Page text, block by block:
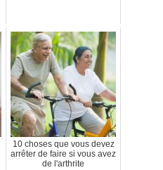
10 choses que vous devez
arrêter de faire si vous avez
de l'arthrite